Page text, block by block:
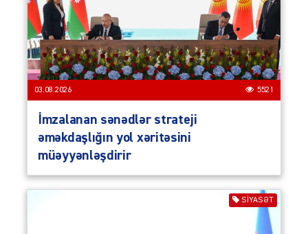
03.08.2026 5521
İmzalanan sənədlər strateji
əməkdaşlığın yol xəritəsini
müəyyənləşdirir
SIYASƏT